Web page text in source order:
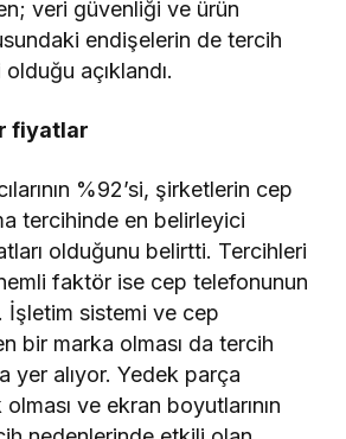
veri güvenliği ve ürün
endişelerin de tercih
açıklandı.
fiyatlar
%92’si, şirketlerin cep
tercihinde en belirleyici
olduğunu belirtti. Tercihleri
faktör ise cep telefonunun
İşletim sistemi ve cep
bir marka olması da tercih
yer alıyor. Yedek parça
ve ekran boyutlarının